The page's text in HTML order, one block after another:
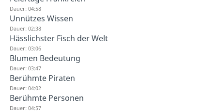
Dauer: 04:58
Unnützes Wissen
Dauer: 02:38
Hässlichster Fisch der Welt
Dauer: 03:06
Blumen Bedeutung
Dauer: 03:47
Berühmte Piraten
Dauer: 04:02
Berühmte Personen
Dauer: 04:57